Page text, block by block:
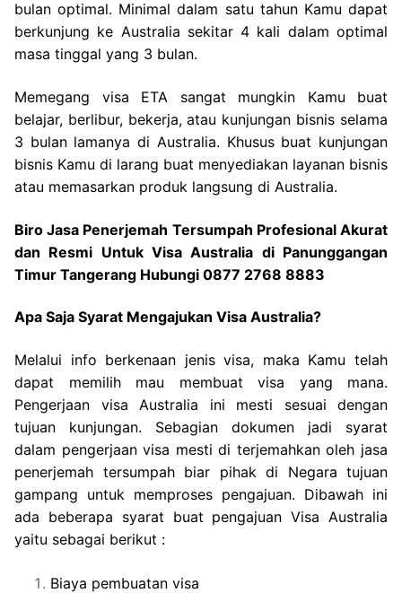
bulan optimal. Minimal dalam satu tahun Kamu dapat
berkunjung ke Australia sekitar 4 kali dalam optimal
masa tinggal yang 3 bulan.
Memegang visa ETA sangat mungkin Kamu buat
belajar, berlibur, bekerja, atau kunjungan bisnis selama
3 bulan lamanya di Australia. Khusus buat kunjungan
bisnis Kamu di larang buat menyediakan layanan bisnis
atau memasarkan produk langsung di Australia.
Biro Jasa Penerjemah Tersumpah Profesional Akurat
dan Resmi Untuk Visa Australia di Panunggangan
Timur Tangerang Hubungi 0877 2768 8883
Apa Saja Syarat Mengajukan Visa Australia?
Melalui info berkenaan jenis visa, maka Kamu telah
dapat memilih mau membuat visa yang mana.
Pengerjaan visa Australia ini mesti sesuai dengan
tujuan kunjungan. Sebagian dokumen jadi syarat
dalam pengerjaan visa mesti di terjemahkan oleh jasa
penerjemah tersumpah biar pihak di Negara tujuan
gampang untuk memproses pengajuan. Dibawah ini
ada beberapa syarat buat pengajuan Visa Australia
yaitu sebagai berikut :
Biaya pembuatan visa